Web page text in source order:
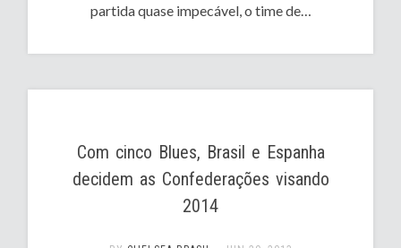
partida quase impecável, o time de…
Com cinco Blues, Brasil e Espanha
decidem as Confederações visando
2014